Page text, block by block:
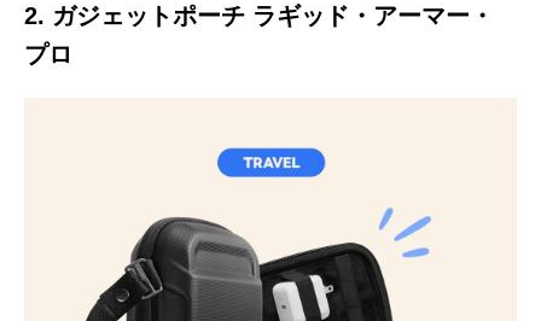
2. ガジェットポーチ ラギッド・アーマー・
プロ